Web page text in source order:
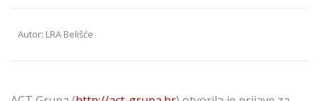
Autor: LRA Belišće